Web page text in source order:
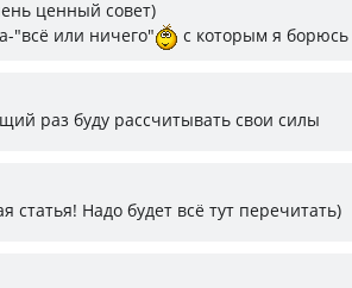
ценный совет)
"всё или ничего"
с которым я борюсь
раз буду рассчитывать свои силы
статья! Надо будет всё тут перечитать)